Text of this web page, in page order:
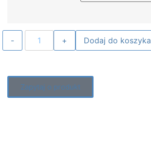
Dodaj do koszyka
Zapytaj o produkt